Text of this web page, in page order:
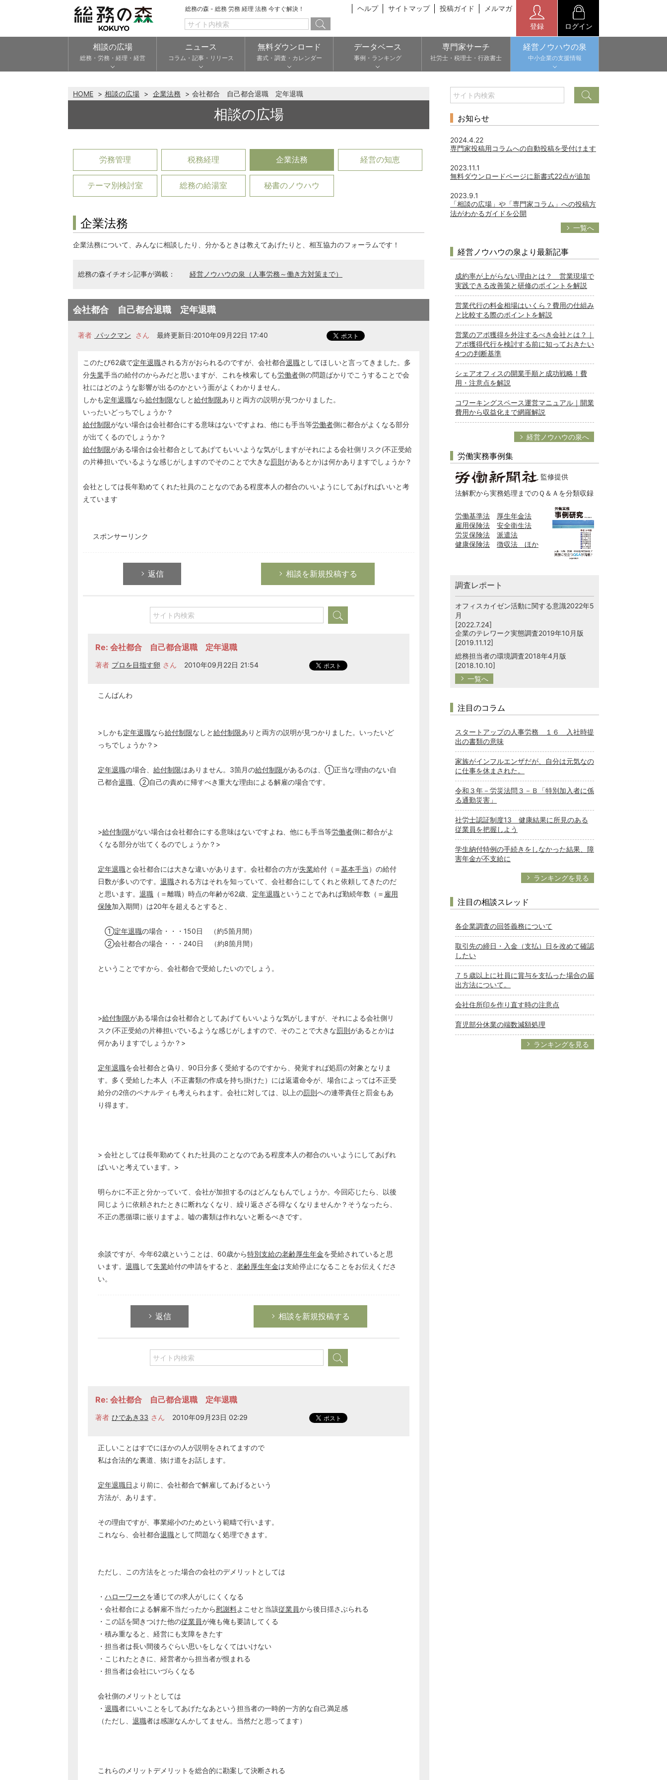
総務の森 - 総務 労務 経理 法務 今すぐ解決！ ヘルプ サイトマップ 投稿ガイド メルマガ
登録 ログイン
相談の広場
総務・労務・経理・経営
ニュース
コラム・記事・リリース
無料ダウンロード
書式・調査・カレンダー
データベース
事例・ランキング
専門家サーチ
社労士・税理士・行政書士
経営ノウハウの泉
中小企業の支援情報
HOME 相談の広場 企業法務 会社都合 自己都合退職 定年退職
相談の広場
労務管理 税務経理 企業法務 経営の知恵
テーマ別検討室 総務の給湯室 秘書のノウハウ
企業法務
企業法務について、みんなに相談したり、分かるときは教えてあげたりと、相互協力のフォーラムです！
総務の森イチオシ記事が満載： 経営ノウハウの泉（人事労務～働き方対策まで）
会社都合 自己都合退職 定年退職
著者 パックマン さん 最終更新日:2010年09月22日 17:40
このたび62歳で定年退職される方がおられるのですが、会社都合退職としてほしいと言ってきました。多
分失業手当の給付のからみだと思いますが、これを検索しても労働者側の問題ばかりでこうすることで会
社にはどのような影響が出るのかという面がよくわかりません。
しかも定年退職なら給付制限なしと給付制限ありと両方の説明が見つかりました。
いったいどっちでしょうか？
給付制限がない場合は会社都合にする意味はないですよね、他にも手当等労働者側に都合がよくなる部分
が出てくるのでしょうか？
給付制限がある場合は会社都合としてあげてもいいような気がしますがそれによる会社側リスク(不正受給
の片棒担いでいるような感じがしますのでそのことで大きな罰則があるとか)は何かありますでしょうか？
会社としては長年勤めてくれた社員のことなのである程度本人の都合のいいようにしてあげればいいと考
えています
スポンサーリンク
返信 相談を新規投稿する
Re: 会社都合 自己都合退職 定年退職
著者 プロを目指す卵 さん 2010年09月22日 21:54
こんばんわ
>しかも定年退職なら給付制限なしと給付制限ありと両方の説明が見つかりました。いったいど
っちでしょうか？>
定年退職の場合、 給付制限はありません。3箇月の給付制限があるのは、①正当な理由のない自
己都合退職 、②自己の責めに帰すべき重大な理由による解雇の場合です。
>給付制限がない場合は会社都合にする意味はないですよね、他にも手当等労働者側に都合がよ
くなる部分が出てくるのでしょうか？>
定年退職と会社都合には大きな違いがあります。会社都合の方が失業給付（＝基本手当 ）の給付
日数が多いのです。 退職される方はそれを知っていて、会社都合にしてくれと依頼してきたのだ
と思います。 退職 （＝離職）時点の年齢が62歳、 定年退職ということであれば勤続年数（＝ 雇用
保険加入期間）は20年を超えるとすると、
①定年退職の場合・・・150日 （約5箇月間）
②会社都合の場合・・・240日 （約8箇月間）
ということですから、会社都合で受給したいのでしょう。
>給付制限がある場合は会社都合としてあげてもいいような気がしますが、それによる会社側リ
スク(不正受給の片棒担いでいるような感じがしますので、そのことで大きな罰則があるとか)は
何かありますでしょうか？>
定年退職を会社都合と偽り、90日分多く受給するのですから、発覚すれば処罰の対象となりま
す。多く受給した本人（不正書類の作成を持ち掛けた）には返還命令が、場合によっては不正受
給分の2倍のペナルティも考えられます。会社に対しては、以上の罰則への連帯責任と罰金もあ
り得ます。
> 会社としては長年勤めてくれた社員のことなのである程度本人の都合のいいようにしてあげれ
ばいいと考えています。>
明らかに不正と分かっていて、会社が加担するのはどんなもんでしょうか。今回応じたら、以後
同じように依頼されたときに断れなくなり、繰り返さざる得なくなりませんか？そうなったら、
不正の悪循環に嵌りますよ。嘘の書類は作れないと断るべきです。
余談ですが、今年62歳ということは、60歳から特別支給の老齢厚生年金を受給されていると思
います。 退職して失業給付の申請をすると、 老齢厚生年金は支給停止になることをお伝えくださ
い。
返信 相談を新規投稿する
Re: 会社都合 自己都合退職 定年退職
著者 ひであき33 さん 2010年09月23日 02:29
正しいことはすでにほかの人が説明をされてますので
私は合法的な裏道、抜け道をお話します。
定年退職日 より前に、会社都合で解雇してあげるという
方法が、あります。
その理由ですが、事業縮小のためという範疇で行います。
これなら、会社都合退職として問題なく処理できます。
ただし、この方法をとった場合の会社のデメリットとしては
・ ハローワークを通じての求人がしにくくなる
・会社都合による解雇不当だったから慰謝料よこせと当該従業員から後日揺さぶられる
・この話を聞きつけた他の従業員が俺も俺も要請してくる
・積み重なると、経営にも支障をきたす
・担当者は長い間後ろぐらい思いをしなくてはいけない
・こじれたときに、経営者から担当者が恨まれる
・担当者は会社にいづらくなる
会社側のメリットとしては
・ 退職者にいいことをしてあげたなあという担当者の一時的一方的な自己満足感
（ただし、 退職者は感謝なんかしてません。当然だと思ってます）
これらのメリットデメリットを総合的に勘案して決断される
労務管理
税務経理
秘書のノウハウ
お知らせ
2024.4.22
専門家投稿用コラムへの自動投稿を受付けます
2023.11.1
無料ダウンロードページに新書式22点が追加
2023.9.1
「相談の広場」や「専門家コラム」への投稿方
法がわかるガイドを公開
一覧へ
経営ノウハウの泉より最新記事
成約率が上がらない理由とは？ 営業現場で
実践できる改善策と研修のポイントを解説
営業代行の料金相場はいくら？費用の仕組み
と比較する際のポイントを解説
営業のアポ獲得を外注するべき会社とは？｜
アポ獲得代行を検討する前に知っておきたい
4つの判断基準
シェアオフィスの開業手順と成功戦略！費
用・注意点を解説
コワーキングスペース運営マニュアル｜開業
費用から収益化まで網羅解説
経営ノウハウの泉へ
労働実務事例集
監修提供
法解釈から実務処理までのＱ＆Ａを分類収録
労働基準法
厚生年金法
雇用保険法
安全衛生法
労災保険法
派遣法
健康保険法
徴収法 ほか
調査レポート
オフィスカイゼン活動に関する意識2022年5
月
[2022.7.24]
企業のテレワーク実態調査2019年10月版
[2019.11.12]
総務担当者の環境調査2018年4月版
[2018.10.10]
一覧へ
注目のコラム
スタートアップの人事労務 １６ 入社時提
出の書類の意味
家族がインフルエンザだが、自分は元気なの
に仕事を休まされた。
令和３年－労災法問３－Ｂ「特別加入者に係
る通勤災害」
社労士認証制度13 健康結果に所見のある
従業員を把握しよう
学生納付特例の手続きをしなかった結果、障
害年金が不支給に
ランキングを見る
注目の相談スレッド
各企業調査の回答義務について
取引先の締日・入金（支払）日を改めて確認
したい
７５歳以上に社員に賞与を支払った場合の届
出方法について。
会社住所印を作り直す時の注意点
育児部分休業の端数減額処理
ランキングを見る